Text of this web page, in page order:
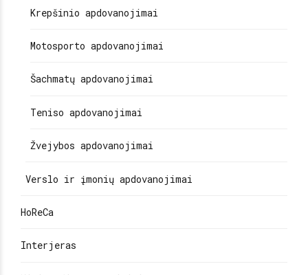
Krepšinio apdovanojimai
Motosporto apdovanojimai
Šachmatų apdovanojimai
Teniso apdovanojimai
Žvejybos apdovanojimai
Verslo ir įmonių apdovanojimai
HoReCa
Interjeras